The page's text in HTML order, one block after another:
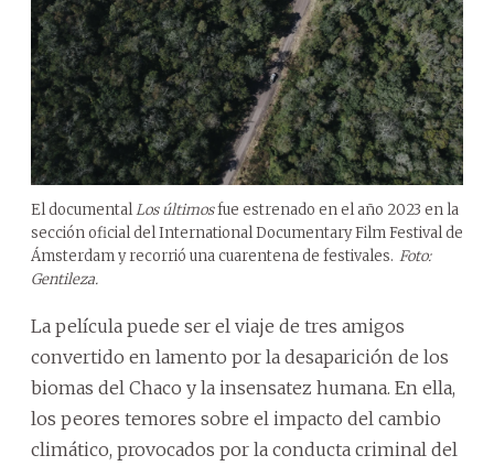
El documentalLos últimosfue estrenado en el año 2023 en la
sección oficial del International Documentary Film Festival de
Ámsterdam y recorrió una cuarentena de festivales. Foto:
Gentileza.
La película puede ser el viaje de tres amigos
convertido en lamento por la desaparición de los
biomas del Chaco y la insensatez humana. En ella,
los peores temores sobre el impacto del cambio
climático, provocados por la conducta criminal del